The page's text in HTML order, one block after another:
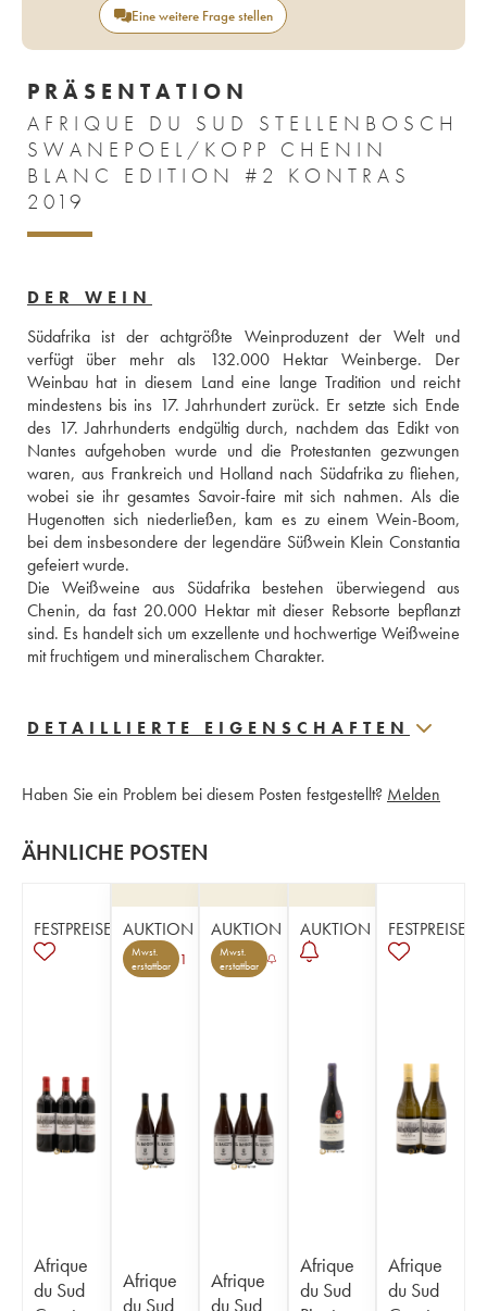
Eine weitere Frage stellen
PRÄSENTATION
AFRIQUE DU SUD STELLENBOSCH
SWANEPOEL/KOPP CHENIN
BLANC EDITION #2 KONTRAS
2019
DER WEIN
Südafrika ist der achtgrößte Weinproduzent der Welt und
verfügt über mehr als 132.000 Hektar Weinberge. Der
Weinbau hat in diesem Land eine lange Tradition und reicht
mindestens bis ins 17. Jahrhundert zurück. Er setzte sich Ende
des 17. Jahrhunderts endgültig durch, nachdem das Edikt von
Nantes aufgehoben wurde und die Protestanten gezwungen
waren, aus Frankreich und Holland nach Südafrika zu fliehen,
wobei sie ihr gesamtes Savoir-faire mit sich nahmen. Als die
Hugenotten sich niederließen, kam es zu einem Wein-Boom,
bei dem insbesondere der legendäre Süßwein Klein Constantia
gefeiert wurde.
Die Weißweine aus Südafrika bestehen überwiegend aus
Chenin, da fast 20.000 Hektar mit dieser Rebsorte bepflanzt
sind. Es handelt sich um exzellente und hochwertige Weißweine
mit fruchtigem und mineralischem Charakter.
DETAILLIERTE EIGENSCHAFTEN
Haben Sie ein Problem bei diesem Posten festgestellt? Melden
ÄHNLICHE POSTEN
FESTPREISE
Afrique
du Sud
AUKTION
Mwst.
erstattbar
1
Afrique
du Sud
AUKTION
Mwst.
erstattbar
Afrique
du Sud
AUKTION
Afrique
du Sud
FESTPREISE
Afrique
du Sud